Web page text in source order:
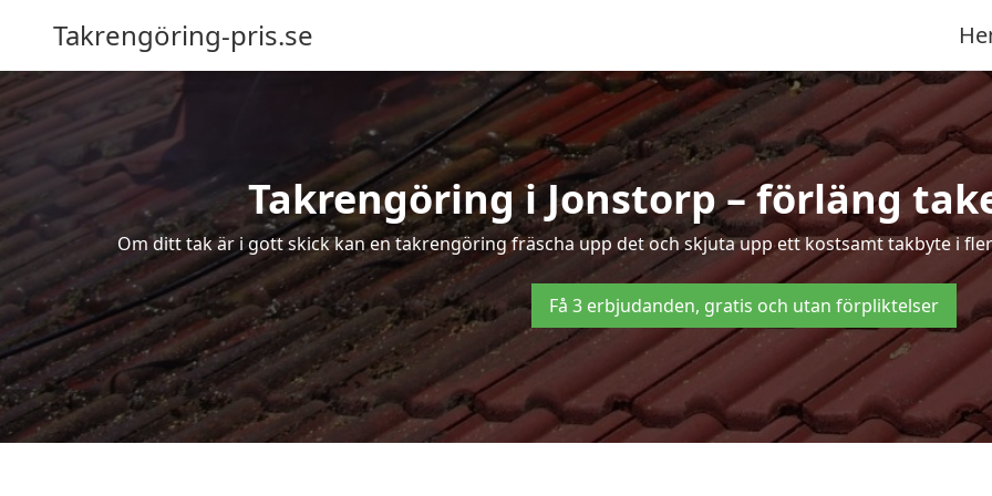
Takrengöring-pris.se
Takrengöring i Jonstorp – förläng
Om ditt tak är i gott skick kan en takrengöring fräscha upp det och skjuta upp ett kostsamt takbyte i
Få 3 erbjudanden, gratis och utan förpliktelser